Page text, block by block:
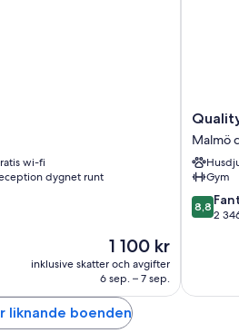
i samtliga rum:
gratis spjälsängar
gratis toalettartiklar
och separata middagsplatser
wi-fi
dygnet runt
Priset
är
1 100 kr
1 100 kr
inklusive skatter och avgifter
6 sep. – 7 sep.
Quality
Hotel
the
Mill
Malmö
centrum
Malmö
Gym
8.8
av
8,8
2
liknande boenden